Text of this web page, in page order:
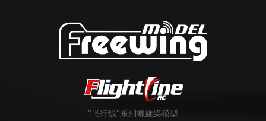
"飞行线"系列螺旋桨模型